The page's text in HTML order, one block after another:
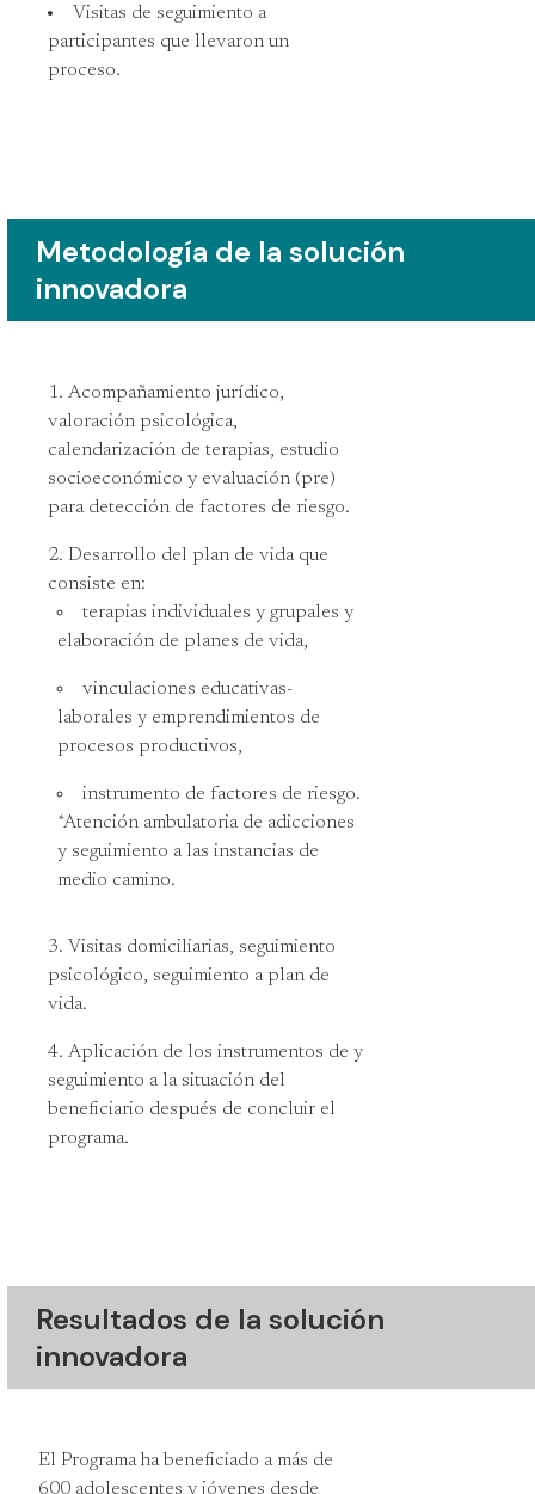
Visitas de seguimiento a
participantes que llevaron un
proceso.
Metodología de la solución
innovadora
Acompañamiento jurídico,
valoración psicológica,
calendarización de terapias, estudio
socioeconómico y evaluación (pre)
para detección de factores de riesgo.
Desarrollo del plan de vida que
consiste en:
terapias individuales y grupales y
elaboración de planes de vida,
vinculaciones educativas-
laborales y emprendimientos de
procesos productivos,
instrumento de factores de riesgo.
*Atención ambulatoria de adicciones
y seguimiento a las instancias de
medio camino.
Visitas domiciliarias, seguimiento
psicológico, seguimiento a plan de
vida.
Aplicación de los instrumentos de y
seguimiento a la situación del
beneficiario después de concluir el
programa.
Resultados de la solución
innovadora
El Programa ha beneficiado a más de
600 adolescentes y jóvenes desde